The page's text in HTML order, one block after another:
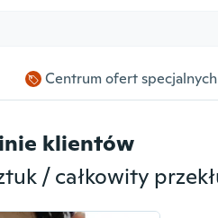
Centrum ofert specjalnych
klientów